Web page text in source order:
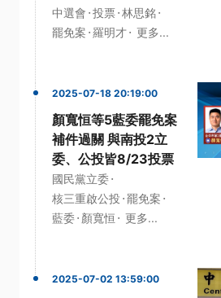
中選會 ·投票·林思銘·
罷免案 ·羅明才· 更多...
2025-07-18 20:19:00
顏寬恒等5藍委罷免案
補件過關 與南投2立
委、公投皆8/23投票
國民黨立委·
核三重啟公投 ·罷免案 ·
藍委· 顏寬恒 · 更多...
2025-07-02 13:59:00